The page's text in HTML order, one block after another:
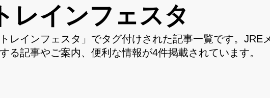
レインフェスタ
レインフェスタ」でタグ付けされた記事一覧です。JRE
る記事やご案内、便利な情報が4件掲載されています。